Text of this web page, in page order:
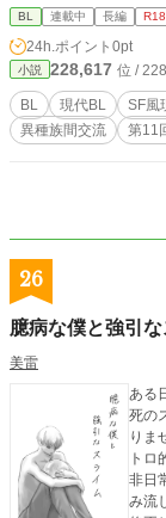
この
親か
かにそこにい
來だ
に行
いる
人公
子供
既
合
・R
深く
BL 連載中 長編 R18
24h.ポイント 0pt
小説 228,617 位 /
BL 現代BL SF風
異種族間交流
第11
26
臆病な僕と強引
美雷
ある
死の
りま
トロ
非日
み流